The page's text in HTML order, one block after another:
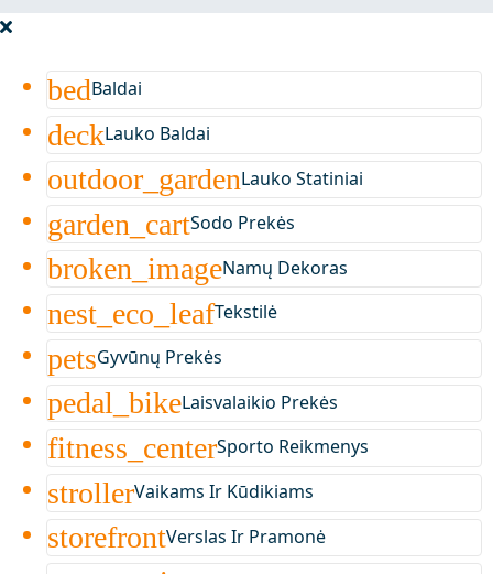
bedBaldai
deckLauko Baldai
outdoor_gardenLauko Statiniai
garden_cartSodo Prekės
broken_imageNamų Dekoras
nest_eco_leafTekstilė
petsGyvūnų Prekės
pedal_bikeLaisvalaikio Prekės
fitness_centerSporto Reikmenys
strollerVaikams Ir Kūdikiams
storefrontVerslas Ir Pramonė